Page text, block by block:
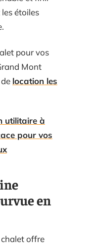
étoiles
pour vos
Mont
location les
utilitaire à
pour vos
en
offre